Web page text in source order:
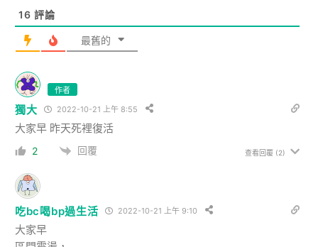
16 評論
最舊的
作者
獨大 2022-10-21 上午 8:55
大家早 昨天死裡復活
2 回覆 查看回覆 (2)
吃bc喝bp過生活 2022-10-21 上午 9:10
大家早